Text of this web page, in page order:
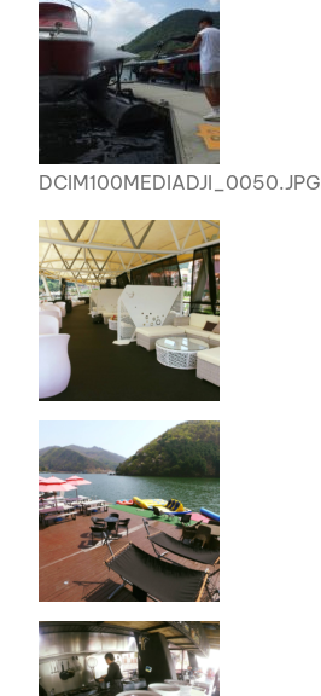
DCIM100MEDIADJI_0050.JPG